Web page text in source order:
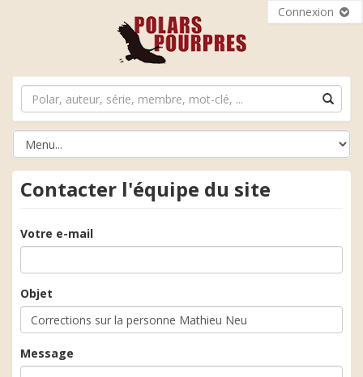
Connexion
Contacter l'équipe du site
Votre e-mail
Objet
Message